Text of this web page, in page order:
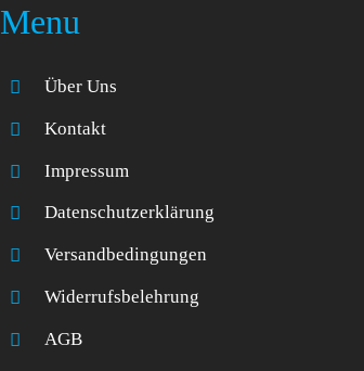
Menu
Über Uns
Kontakt
Impressum
Datenschutzerklärung
Versandbedingungen
Widerrufsbelehrung
AGB